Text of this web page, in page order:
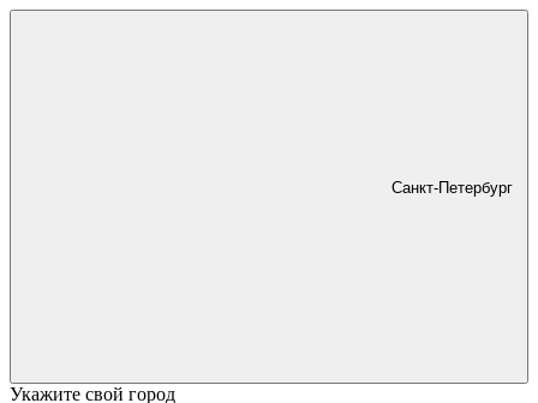
Санкт-Петербург
Укажите свой город